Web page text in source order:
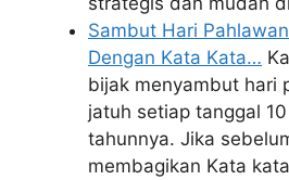
Sambut Hari
Dengan Kata Kata…
bijak menyambut hari
jatuh setiap tanggal
tahunnya. Jika
membagikan Kata